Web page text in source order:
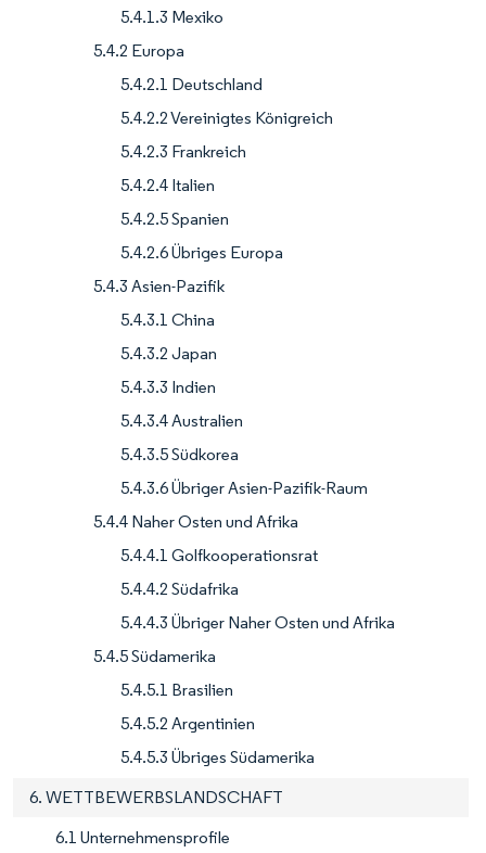
5.4.1.3 Mexiko
5.4.2 Europa
5.4.2.1 Deutschland
5.4.2.2 Vereinigtes Königreich
5.4.2.3 Frankreich
5.4.2.4 Italien
5.4.2.5 Spanien
5.4.2.6 Übriges Europa
5.4.3 Asien-Pazifik
5.4.3.1 China
5.4.3.2 Japan
5.4.3.3 Indien
5.4.3.4 Australien
5.4.3.5 Südkorea
5.4.3.6 Übriger Asien-Pazifik-Raum
5.4.4 Naher Osten und Afrika
5.4.4.1 Golfkooperationsrat
5.4.4.2 Südafrika
5.4.4.3 Übriger Naher Osten und Afrika
5.4.5 Südamerika
5.4.5.1 Brasilien
5.4.5.2 Argentinien
5.4.5.3 Übriges Südamerika
6. WETTBEWERBSLANDSCHAFT
6.1 Unternehmensprofile